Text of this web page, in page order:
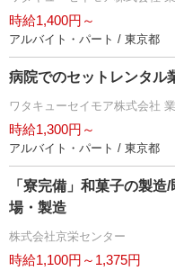
時給1,400円～
アルバイト・パート / 東京都
病院でのセットレンタル
ワタキューセイモア株式会社
時給1,300円～
アルバイト・パート / 東京都
「寮完備」和菓子の製
場・製造
株式会社京栄センター
時給1,100円～1,375円